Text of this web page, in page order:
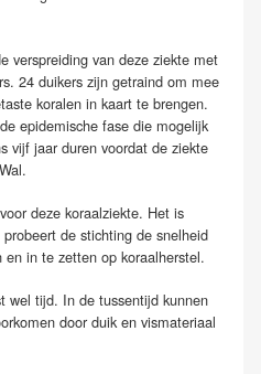
verspreiding van deze ziekte met
24 duikers zijn getraind om mee
koralen in kaart te brengen.
epidemische fase die mogelijk
vijf jaar duren voordat de ziekte
deze koraalziekte. Het is
de stichting de snelheid
in te zetten op koraalherstel.
wel tijd. In de tussentijd kunnen
door duik en vismateriaal